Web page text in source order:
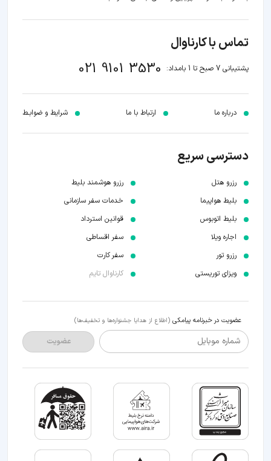
تماس با کارناوال
پشتیبانی 7 صبح تا 1 بامداد: 021 9101 3530
درباره ما ارتباط با ما شرایط و ضوابـط
دسترسی سریع
رزرو هتل
بلیط هواپیما
بلیط اتوبوس
اجاره ویلا
رزرو تور
ویزای توریستی
رزرو هوشمند بلیط
خدمات سفر سازمانی
قوانین استرداد
سفر اقساطی
سفر کارت
کارناوال تایم
عضویت در خبرنامه پیامکی (اطلاع از هدایا جشنواره‌ها و تخفیف‌ها)
شماره موبایل عضویت